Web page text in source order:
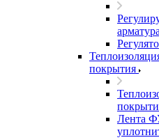
покрытия
Лента